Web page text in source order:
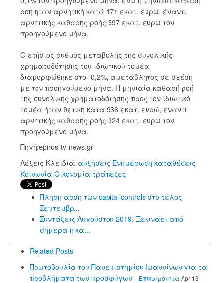
ροή ήταν αρνητική κατά 171 εκατ. ευρώ, έναντι
αρνητικής καθαρής ροής 597 εκατ. ευρώ τον
προηγούμενο μήνα.
Ο ετήσιος ρυθμός μεταβολής της συνολικής
χρηματοδότησης του ιδιωτικού τομέα
διαμορφώθηκε στο -0,2%, αμετάβλητος σε σχέση
με τον προηγούμενο μήνα. Η μηνιαία καθαρή ροή
της συνολικής χρηματοδότησης προς τον ιδιωτικό
τομέα ήταν θετική κατά 936 εκατ. ευρώ, έναντι
αρνητικής καθαρής ροής 324 εκατ. ευρώ τον
προηγούμενο μήνα.
Πηγή:epirus-tv-news.gr
Λέξεις Κλειδιά: αυξήσεις Ενημέρωση καταθέσεις
Κοινωνία Οικονομία τράπεζες
Πλήρη άρση των capital controls στο τέλος
Σεπτεμβρ...
Συντάξεις Αυγούστου 2019: Ξεκινάει από
σήμερα η κα...
Related Posts
Πρωτοβουλία του Πανεπιστημίου Ιωαννίνων για τα
προβλήματα των προσφύγων - Επικαιρότητα Apr 13